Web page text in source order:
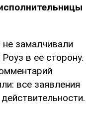
замалчивали
в ее сторону.
все заявления